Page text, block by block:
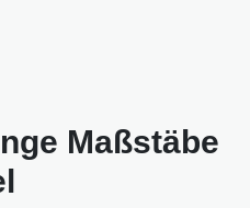
Maßstäbe